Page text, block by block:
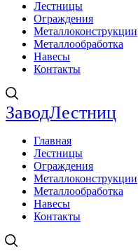
Лестницы
Ограждения
Металлоконструкции
Металлообработка
Навесы
Контакты
ЗаводЛестниц
Главная
Лестницы
Ограждения
Металлоконструкции
Металлообработка
Навесы
Контакты